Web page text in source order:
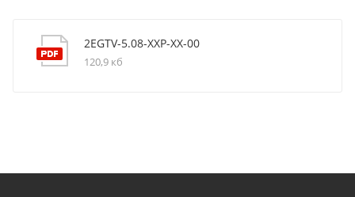
2EGTV-5.08-XXP-XX-00
120,9 кб